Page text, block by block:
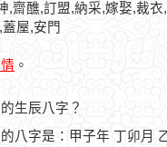
,齋醮,訂盟,納采,嫁娶,裁
屋,安門
。
生辰八字？
八字是：甲子年 丁卯月